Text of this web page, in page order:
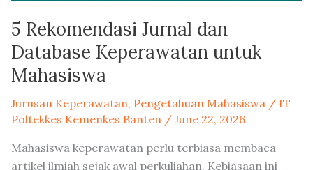
5 Rekomendasi Jurnal dan
Database Keperawatan untuk
Mahasiswa
Jurusan Keperawatan, Pengetahuan Mahasiswa / IT
Poltekkes Kemenkes Banten / June 22, 2026
Mahasiswa keperawatan perlu terbiasa membaca
artikel ilmiah sejak awal perkuliahan. Kebiasaan ini